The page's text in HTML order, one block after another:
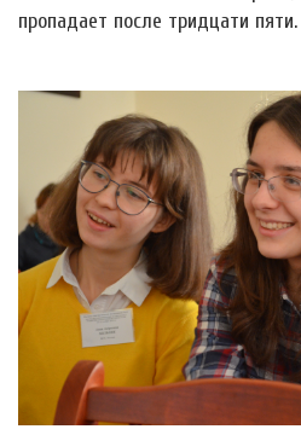
пропадает после тридцати пяти.